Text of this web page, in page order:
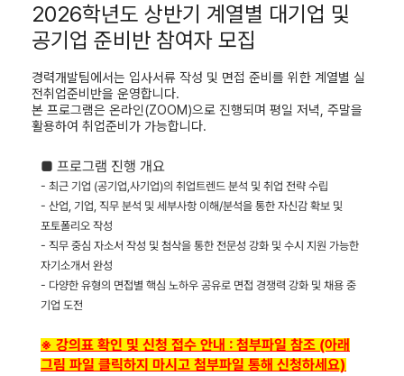
2026학년도 상반기 계열별 대기업 및
공기업 준비반 참여자 모집
경력개발팀에서는 입사서류 작성 및 면접 준비를 위한 계열별 실
전취업준비반을 운영합니다.
본 프로그램은 온라인(ZOOM)으로 진행되며 평일 저녁, 주말을
활용하여 취업준비가 가능합니다.
■ 프로그램 진행개요
- 최근 기업 (공기업,사기업)의 취업트렌드 분석 및 취업 전략 수립
- 산업, 기업, 직무 분석 및 세부사항 이해/분석을 통한 자신감 확보 및
포토폴리오 작성
- 직무 중심 자소서 작성 및 첨삭을 통한 전문성 강화 및 수시 지원 가능한
자기소개서 완성
- 다양한 유형의 면접별 핵심 노하우 공유로 면접 경쟁력 강화 및 채용 중
기업 도전
※ 강의표 확인 및 신청 접수 안내 : 첨부파일 참조 (아래
그림 파일 클릭하지 마시고 첨부파일 통해 신청하세요)